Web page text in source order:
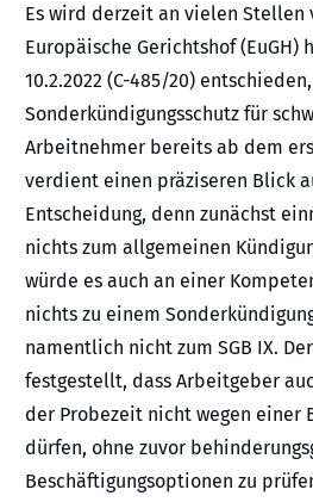
Es wird derzeit an vielen Stellen
Europäische Gerichtshof
10.2.2022 (C-485/20)
Sonderkündigungsschutz für
Arbeitnehmer bereits ab dem
verdient einen präziseren Blick
Entscheidung, denn zunächst
nichts zum allgemeinen
würde es auch an einer
nichts zu einem
namentlich nicht zum SGB IX.
festgestellt, dass Arbeitgeber
der Probezeit nicht wegen einer
dürfen, ohne zuvor
Beschäftigungsoptionen zu